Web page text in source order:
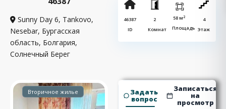
Sunny Day 6, Tankovo,
Nesebar, Бургасская
область, Болгария,
Солнечный Берег
46387
ID
2
Комнат
58 м2
Площадь
4
Этаж
Вторичное жилье Задать
вопрос
Записаться
на
просмотр